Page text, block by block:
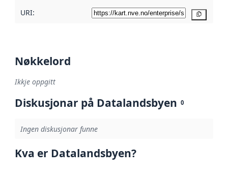
URI:
Nøkkelord
Ikkje oppgitt
Diskusjonar på Datalandsbyen 0
Ingen diskusjonar funne
Kva er Datalandsbyen?